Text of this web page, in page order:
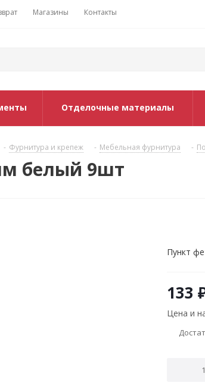
Магазины Контакты
Отделочные материалы
- Фурнитура и крепеж - Мебельная фурнитура -
белый 9шт
Пункт
133
Цена и